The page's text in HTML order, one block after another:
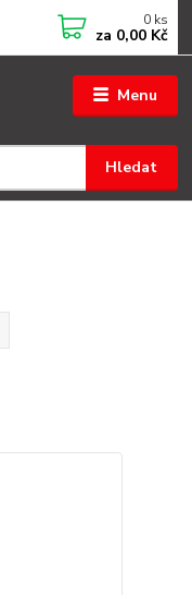
Menu
Hledat
0 ks
za 0,00 Kč